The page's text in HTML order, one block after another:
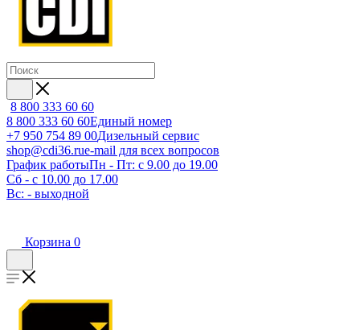
8 800 333 60 60
8 800 333 60 60Единый номер
+7 950 754 89 00Дизельный сервис
shop@cdi36.rue-mail для всех вопросов
График работыПн - Пт: с 9.00 до 19.00
Сб - с 10.00 до 17.00
Вс: - выходной
Корзина 0